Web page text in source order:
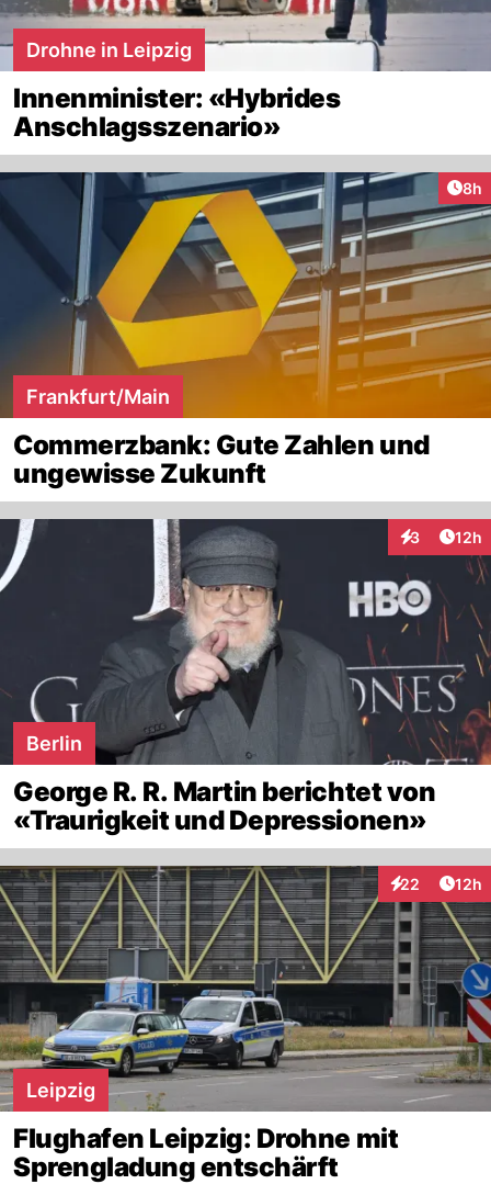
Drohne in Leipzig
Innenminister: «Hybrides
Anschlagsszenario»
8h
Frankfurt/Main
Commerzbank: Gute Zahlen und
ungewisse Zukunft
3
Interaktionen
12h
Berlin
George R. R. Martin berichtet von
«Traurigkeit und Depressionen»
22
Interaktionen
12h
Leipzig
Flughafen Leipzig: Drohne mit
Sprengladung entschärft